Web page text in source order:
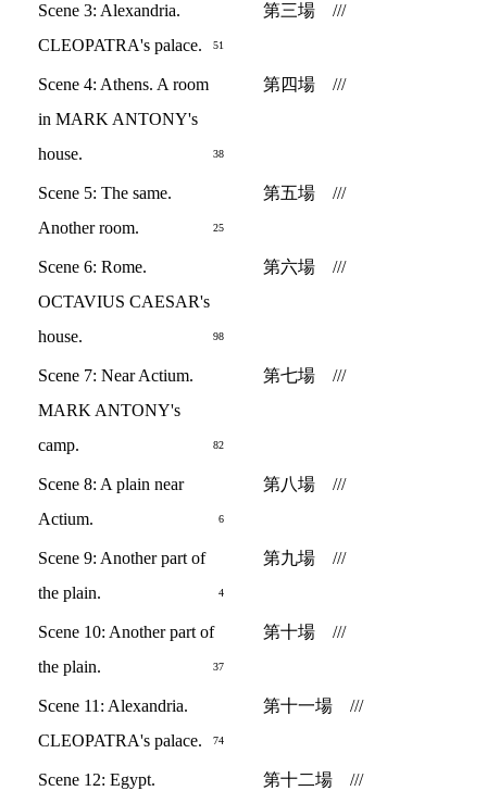
Scene 3: Alexandria.
CLEOPATRA's palace.
51
第三場 ///
Scene 4: Athens. A room
in MARK ANTONY's
house.
38
第四場 ///
Scene 5: The same.
Another room.
25
第五場 ///
Scene 6: Rome.
OCTAVIUS CAESAR's
house.
98
第六場 ///
Scene 7: Near Actium.
MARK ANTONY's
camp.
82
第七場 ///
Scene 8: A plain near
Actium.
6
第八場 ///
Scene 9: Another part of
the plain.
4
第九場 ///
Scene 10: Another part of
the plain.
37
第十場 ///
Scene 11: Alexandria.
CLEOPATRA's palace.
74
第十一場 ///
Scene 12: Egypt.
第十二場 ///